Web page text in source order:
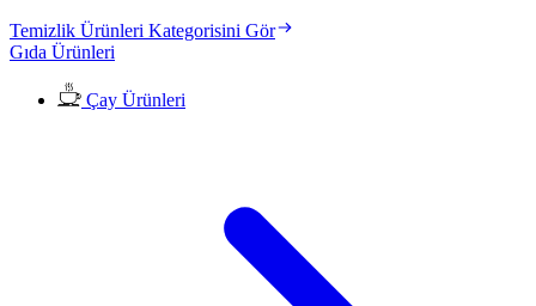
Temizlik Ürünleri Kategorisini Gör
Gıda Ürünleri
Çay Ürünleri